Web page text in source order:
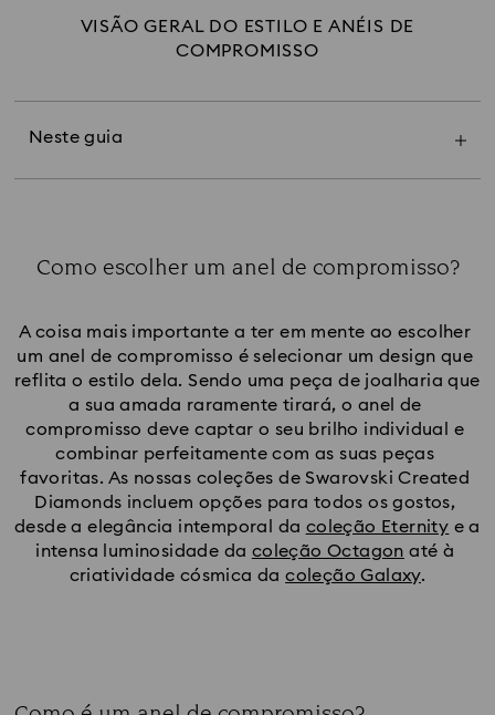
VISÃO GERAL DO ESTILO E ANÉIS DE
COMPROMISSO
Neste guia
Como escolher um anel de compromisso
Como é um anel de compromisso
Em que dedo deve usar um anel de
compromisso
Como usar um anel de compromisso
compromisso
Como escolher um anel de compromisso?
A coisa mais importante a ter em mente ao escolher
um anel de compromisso é selecionar um design que
reflita o estilo dela. Sendo uma peça de joalharia que
a sua amada raramente tirará, o anel de
compromisso deve captar o seu brilho individual e
combinar perfeitamente com as suas peças
favoritas. As nossas coleções de Swarovski Created
Diamonds incluem opções para todos os gostos,
desde a elegância intemporal da coleção Eternity e a
intensa luminosidade da coleção Octagon até à
criatividade cósmica da coleção Galaxy.